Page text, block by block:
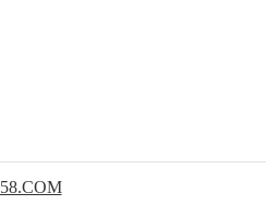
58.COM